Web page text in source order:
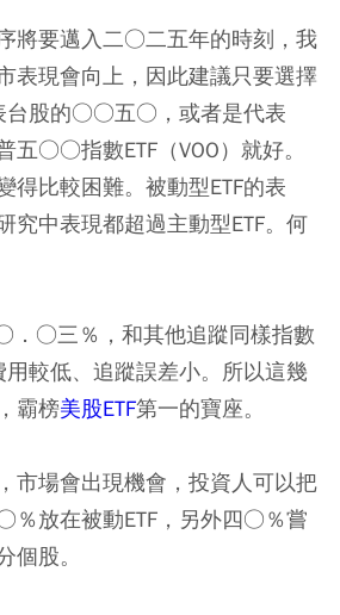
將要邁入二○二五年的時刻，我
表現會向上，因此建議只要選擇
台股的○○五○，或者是代表
五○○指數ETF（VOO）就好。
得比較困難。被動型ETF的表
究中表現都超過主動型ETF。何
．○三％，和其他追蹤同樣指數
用較低、追蹤誤差小。所以這幾
霸榜美股ETF第一的寶座。
市場會出現機會，投資人可以把
％放在被動ETF，另外四○％嘗
個股。